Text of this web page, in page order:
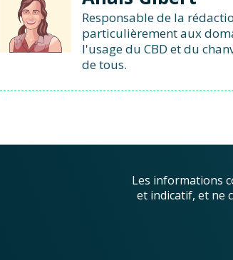
Responsable de la
particulièrement aux
l'usage du CBD et du
de tous.
Les informations
et indicatif, et ne